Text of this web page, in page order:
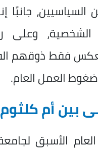
السياسيين،
الشخصية، وعلى
فقط ذوقهم
العمل العام.
بين أم
الأسبق